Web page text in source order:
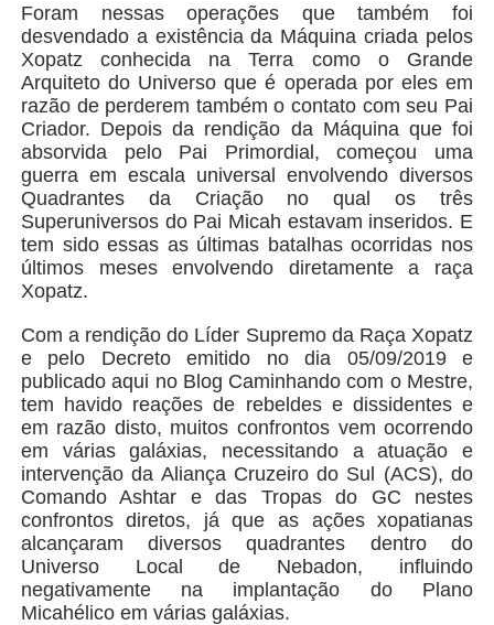
Foram nessas operações que também foi
desvendado a existência da Máquina criada pelos
Xopatz conhecida na Terra como o Grande
Arquiteto do Universo que é operada por eles em
razão de perderem também o contato com seu Pai
Criador. Depois da rendição da Máquina que foi
absorvida pelo Pai Primordial, começou uma
guerra em escala universal envolvendo diversos
Quadrantes da Criação no qual os três
Superuniversos do Pai Micah estavam inseridos. E
tem sido essas as últimas batalhas ocorridas nos
últimos meses envolvendo diretamente a raça
Xopatz.
Com a rendição do Líder Supremo da Raça Xopatz
e pelo Decreto emitido no dia 05/09/2019 e
publicado aqui no Blog Caminhando com o Mestre,
tem havido reações de rebeldes e dissidentes e
em razão disto, muitos confrontos vem ocorrendo
em várias galáxias, necessitando a atuação e
intervenção da Aliança Cruzeiro do Sul (ACS), do
Comando Ashtar e das Tropas do GC nestes
confrontos diretos, já que as ações xopatianas
alcançaram diversos quadrantes dentro do
Universo Local de Nebadon, influindo
negativamente na implantação do Plano
Micahélico em várias galáxias.